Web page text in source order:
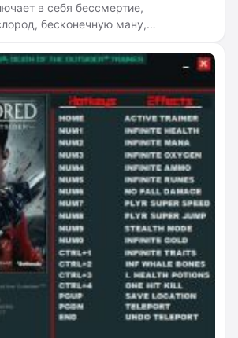
в себя бессмертие,
бесконечную ману,
руны и китовые кости, бесконечный
Соколова, восстанавливающий